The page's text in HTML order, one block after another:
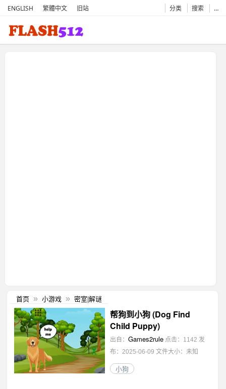
ENGLISH 繁體中文 旧站 分类 搜索 …
首页 » 小游戏 » 密室|解谜
帮狗到小狗 (Dog Find
Child Puppy)
出自： Games2rule 点击：1142 发
布：2025-06-09 文件大小：未知
小狗